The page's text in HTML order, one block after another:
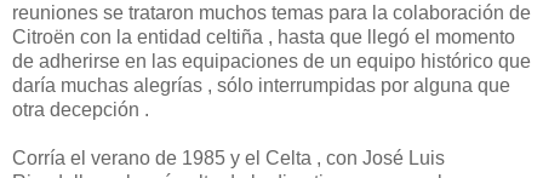
reuniones se trataron muchos temas para la colaboración de
Citroën con la entidad celtiña , hasta que llegó el momento
de adherirse en las equipaciones de un equipo histórico que
daría muchas alegrías , sólo interrumpidas por alguna que
otra decepción .
Corría el verano de 1985 y el Celta , con José Luis